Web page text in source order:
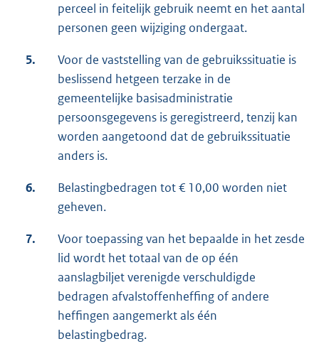
perceel in feitelijk gebruik neemt en het aantal
personen geen wijziging ondergaat.
5.
Voor de vaststelling van de gebruikssituatie is
beslissend hetgeen terzake in de
gemeentelijke basisadministratie
persoonsgegevens is geregistreerd, tenzij kan
worden aangetoond dat de gebruikssituatie
anders is.
6.
Belastingbedragen tot € 10,00 worden niet
geheven.
7.
Voor toepassing van het bepaalde in het zesde
lid wordt het totaal van de op één
aanslagbiljet verenigde verschuldigde
bedragen afvalstoffenheffing of andere
heffingen aangemerkt als één
belastingbedrag.